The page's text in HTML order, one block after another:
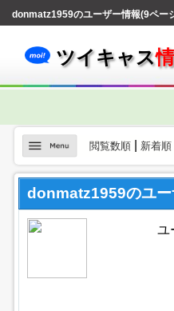
donmatz1959のユーザー情報(9ペー
ツイキャス
閲覧数順| 新着順
donmatz1959のユ
ユ